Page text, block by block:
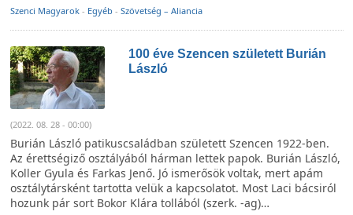
Szenci Magyarok - Egyéb - Szövetség – Aliancia
100 éve Szencen született Burián
László
(2022. 08. 28 - 00:00)
Burián László patikuscsaládban született Szencen 1922-ben.
Az érettségiző osztályából hárman lettek papok. Burián László,
Koller Gyula és Farkas Jenő. Jó ismerősök voltak, mert apám
osztálytársként tartotta velük a kapcsolatot. Most Laci bácsiról
hozunk pár sort Bokor Klára tollából (szerk. -ag)…